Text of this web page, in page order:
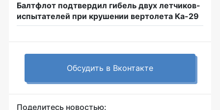
Балтфлот подтвердил гибель двух летчиков-
испытателей при крушении вертолета Ка-29
Обсудить в Вконтакте
Поделитесь новостью: